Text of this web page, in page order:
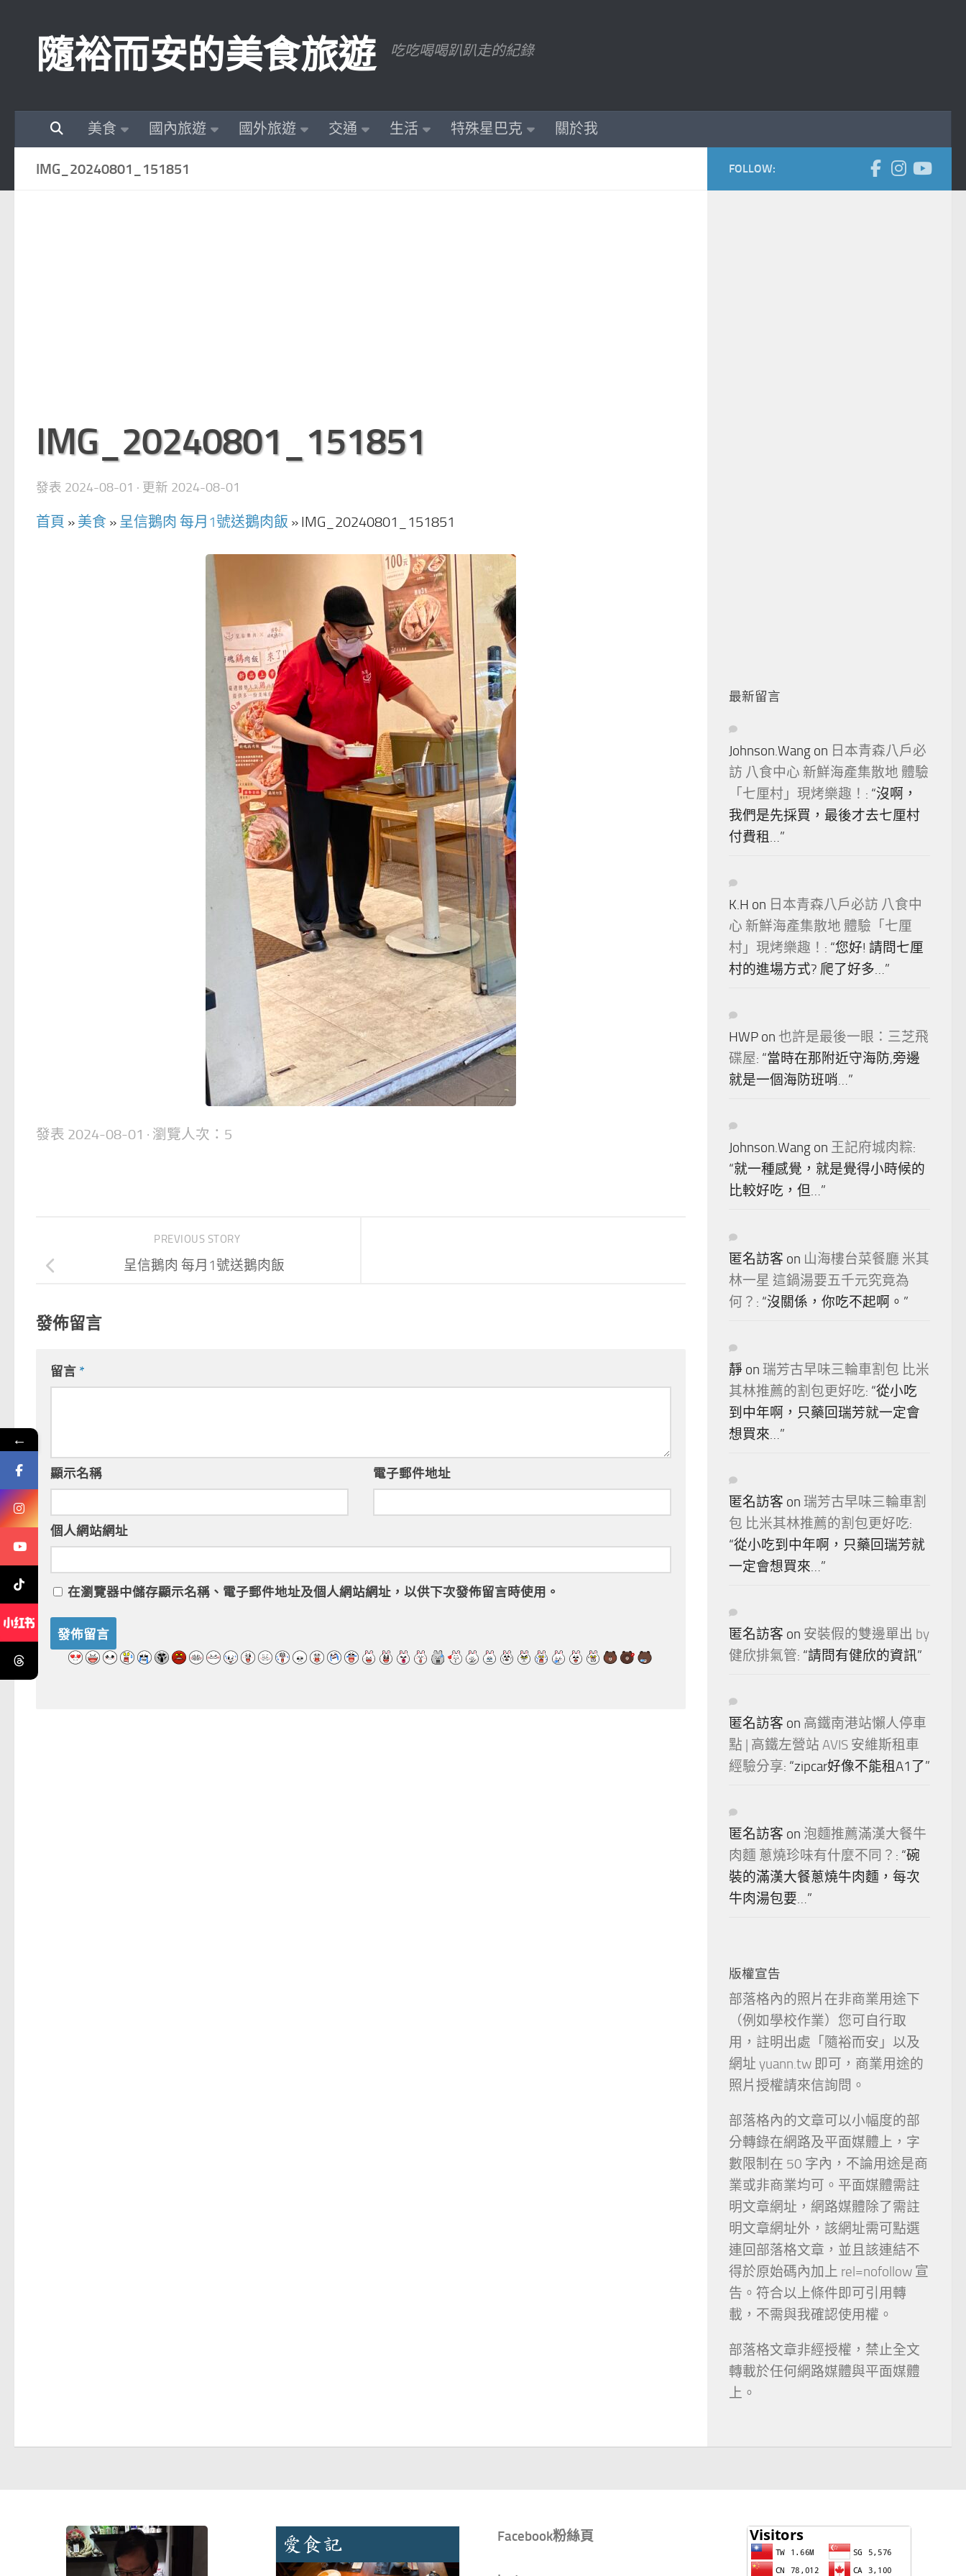
隨裕而安的美食旅遊 吃吃喝喝趴趴走的紀錄
美食 國內旅遊 國外旅遊 交通 生活 特殊星巴克 關於我
IMG_20240801_151851
IMG_20240801_151851
發表 2024-08-01 · 更新 2024-08-01
首頁 » 美食 » 呈信鵝肉 每月1號送鵝肉飯 » IMG_20240801_151851
發表 2024-08-01 · 瀏覽人次：5
PREVIOUS STORY
呈信鵝肉 每月1號送鵝肉飯
發佈留言
留言 *
顯示名稱 電子郵件地址
個人網站網址
在瀏覽器中儲存顯示名稱、電子郵件地址及個人網站網址，以供下次發佈留言時使用。
FOLLOW:
最新留言
Johnson.Wang on 日本青森八戶必
訪 八食中心 新鮮海產集散地 體驗
「七厘村」現烤樂趣！ : “沒啊，
我們是先採買，最後才去七厘村
付費租…”
K.H on 日本青森八戶必訪 八食中
心 新鮮海產集散地 體驗「七厘
村」現烤樂趣！ : “您好! 請問七厘
村的進場方式? 爬了好多…”
HWP on 也許是最後一眼：三芝飛
碟屋: “當時在那附近守海防,旁邊
就是一個海防班哨…”
Johnson.Wang on 王記府城肉粽:
“就一種感覺，就是覺得小時候的
比較好吃，但…”
匿名訪客 on 山海樓台菜餐廳 米其
林一星 這鍋湯要五千元究竟為
何？ : “沒關係，你吃不起啊。 ”
靜 on 瑞芳古早味三輪車割包 比米
其林推薦的割包更好吃: “從小吃
到中年啊，只藥回瑞芳就一定會
想買來…”
匿名訪客 on 瑞芳古早味三輪車割
包 比米其林推薦的割包更好吃:
“從小吃到中年啊，只藥回瑞芳就
一定會想買來…”
匿名訪客 on 安裝假的雙邊單出 by
健欣排氣管: “請問有健欣的資訊”
匿名訪客 on 高鐵南港站懶人停車
點 | 高鐵左營站 AVIS 安維斯租車
經驗分享: “zipcar好像不能租A1了”
匿名訪客 on 泡麵推薦滿漢大餐牛
肉麵 蔥燒珍味有什麼不同？ : “碗
裝的滿漢大餐蔥燒牛肉麵，每次
牛肉湯包要…”
版權宣告
部落格內的照片在非商業用途下
（例如學校作業）您可自行取
用，註明出處「隨裕而安」以及
網址 yuann.tw 即可，商業用途的
照片授權請來信詢問。
部落格內的文章可以小幅度的部
分轉錄在網路及平面媒體上，字
數限制在 50 字內，不論用途是商
業或非商業均可。平面媒體需註
明文章網址，網路媒體除了需註
明文章網址外，該網址需可點選
連回部落格文章，並且該連結不
得於原始碼內加上 rel=nofollow 宣
告。符合以上條件即可引用轉
載，不需與我確認使用權。
部落格文章非經授權，禁止全文
轉載於任何網路媒體與平面媒體
上。
Facebook粉絲頁
←